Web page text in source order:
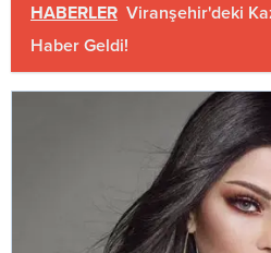
HABERLER Viranşehir'deki
Haber Geldi!